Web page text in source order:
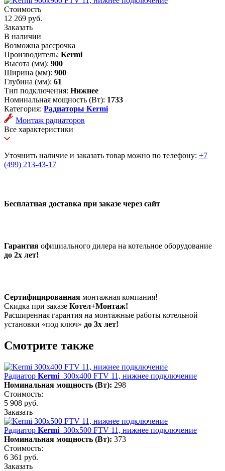
Стоимость
12 269 руб.
Заказать
В наличии
Возможна рассрочка
Производитель: Kermi
Высота (мм): 900
Ширина (мм): 900
Глубина (мм): 61
Тип подключения: Нижнее
Номинальная мощность (Вт): 1733
Категория: Радиаторы Kermi
Монтаж радиаторов
Все характеристики
Уточнить наличие и заказать товар можно по телефону: +7
(499) 213-43-17
Бесплатная доставка при заказе через сайт
Гарантия официального дилера на котельное оборудование
до 2х лет!
Сертифицированная монтажная компания!
Скидка при заказе Котел+Монтаж!
Расширенная гарантия на монтажные работы котельной
установки «под ключ» до 3х лет!
Смотрите также
Радиатор Kermi 300х400 FTV 11, нижнее подключение
Номинальная мощность (Вт): 298
Стоимость:
5 908 руб.
Заказать
Радиатор Kermi 300х500 FTV 11, нижнее подключение
Номинальная мощность (Вт): 373
Стоимость:
6 361 руб.
Заказать